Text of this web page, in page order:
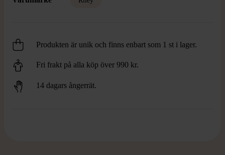
Produkten är unik och finns enbart som 1 st i lager.
Fri frakt på alla köp över 990 kr.
14 dagars ångerrät.